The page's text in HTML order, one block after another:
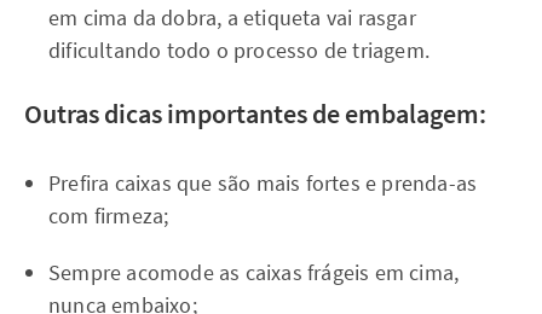
em cima da dobra, a etiqueta vai rasgar
dificultando todo o processo de triagem.
Outras dicas importantes de embalagem:
Prefira caixas que são mais fortes e prenda-as
com firmeza;
Sempre acomode as caixas frágeis em cima,
nunca embaixo;